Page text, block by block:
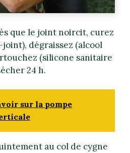
que le joint noircit, curez
dégraissez (alcool
(silicone sanitaire
24 h.
sur la pompe
au col de cygne